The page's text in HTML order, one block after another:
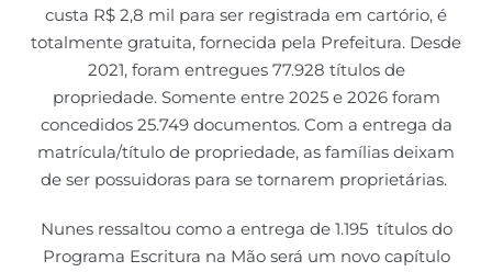
custa R$ 2,8 mil para ser registrada em cartório, é
totalmente gratuita, fornecida pela Prefeitura. Desde
2021, foram entregues 77.928 títulos de
propriedade. Somente entre 2025 e 2026 foram
concedidos 25.749 documentos. Com a entrega da
matrícula/título de propriedade, as famílias deixam
de ser possuidoras para se tornarem proprietárias.
Nunes ressaltou como a entrega de 1.195 títulos do
Programa Escritura na Mão será um novo capítulo